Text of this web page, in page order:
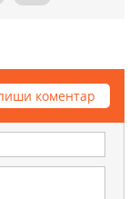
коментар